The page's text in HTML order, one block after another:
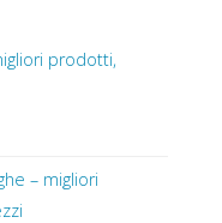
prodotti,
– migliori